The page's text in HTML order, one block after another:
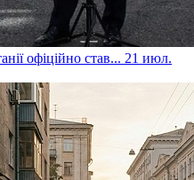
офіційно став... 21 июл.